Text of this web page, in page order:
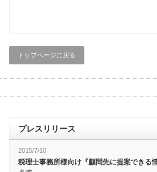
トップページに戻る
プレスリリース
2015/7/10
税理士事務所様向け『顧問先に提案できる